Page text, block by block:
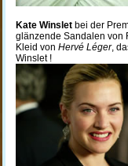
Kate Winsletbei der
glänzende Sandalen von
Kleid von Hervé Léger,
Winslet !